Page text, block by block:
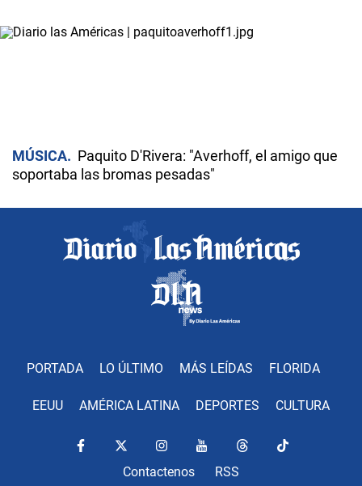
MÚSICA
Paquito D'Rivera: "Averhoff, el amigo que
soportaba las bromas pesadas"
PORTADA LO ÚLTIMO MÁS LEÍDAS FLORIDA
EEUU AMÉRICA LATINA DEPORTES CULTURA
Contactenos RSS